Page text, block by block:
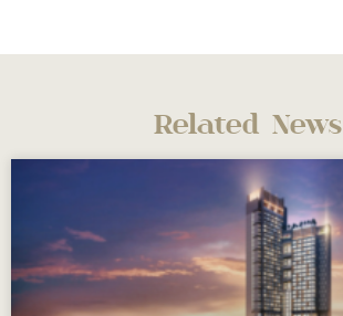
Related News